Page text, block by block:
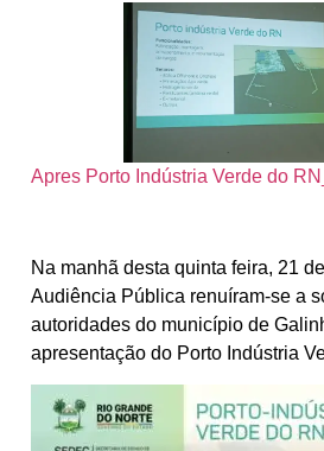
Apres Porto Indústria Verde do
Na manhã desta quinta feira, 21
Audiência Pública renuíram-se a
autoridades do município de
apresentação do Porto Indústria